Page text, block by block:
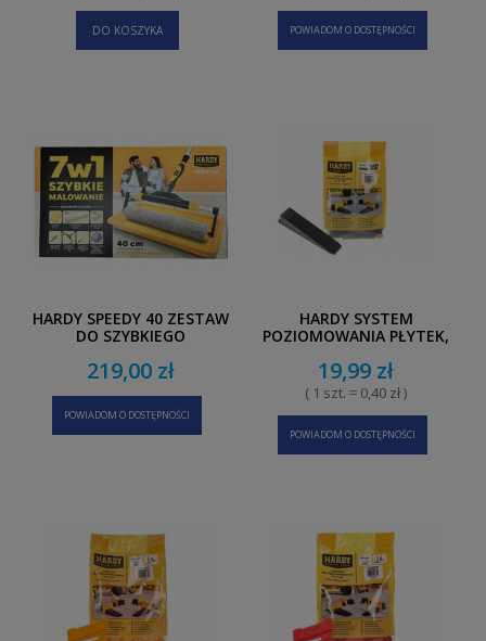
DO KOSZYKA POWIADOM O DOSTĘPNOŚCI
HARDY SPEEDY 40 ZESTAW
DO SZYBKIEGO
219,00 zł
POWIADOM O DOSTĘPNOŚCI
HARDY SYSTEM
POZIOMOWANIA PŁYTEK,
19,99 zł
( 1 szt. = 0,40 zł )
POWIADOM O DOSTĘPNOŚCI